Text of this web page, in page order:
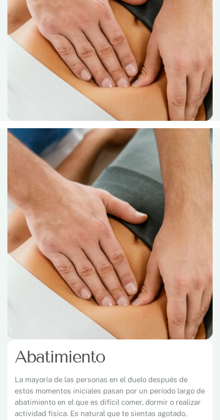
Abatimiento
La mayoría de las personas en el duelo después de
estos momentos iniciales pasan por un período largo de
abatimiento en el que es difícil comer, dormir o realizar
actividad física. Es natural que te sientas agotado,